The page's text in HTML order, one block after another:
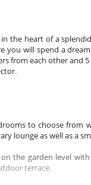
the heart of a
you will spend a
from each other and
to choose from
lounge as well as a
the garden level
terrace.